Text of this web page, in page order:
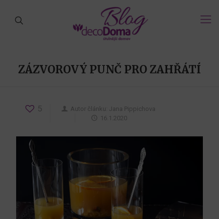
ZÁZVOROVÝ PUNČ PRO ZAHŘÁTÍ
5 Autor článku: Jana Pippichova
16.1.2020